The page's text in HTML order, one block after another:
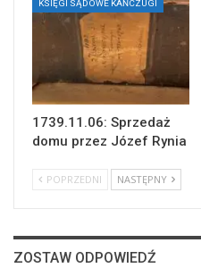
KSIĘGI SĄDOWE KAŃCZUGI
1739.11.06: Sprzedaż
domu przez Józef Rynia
POPRZEDNI NASTĘPNY
ZOSTAW ODPOWIEDŹ